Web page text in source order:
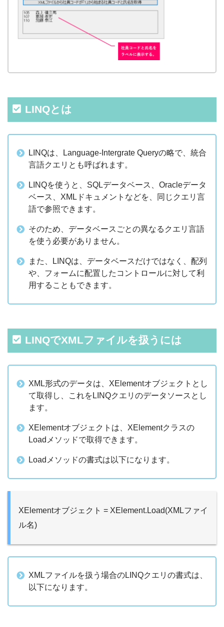
LINQとは
LINQは、Language-Intergrate Queryの略で、統合
言語クエリとも呼ばれます。
LINQを使うと、SQLデータベース、Oracleデータ
ベース、XMLドキュメントなどを、同じクエリ言
語で参照できます。
そのため、データベースごとの異なるクエリ言語
を使う必要がありません。
また、LINQは、データベースだけではなく、配列
や、フォームに配置したコントロールに対して利
用することもできます。
LINQでXMLファイルを扱うには
XML形式のデータは、XElementオブジェクトとし
て取得し、これをLINQクエリのデータソースとし
ます。
XElementオブジェクトは、XElementクラスの
Loadメソッドで取得できます。
Loadメソッドの書式は以下になります。
XElementオブジェクト = XElement.Load(XMLファイ
ル名)
XMLファイルを扱う場合のLINQクエリの書式は、
以下になります。